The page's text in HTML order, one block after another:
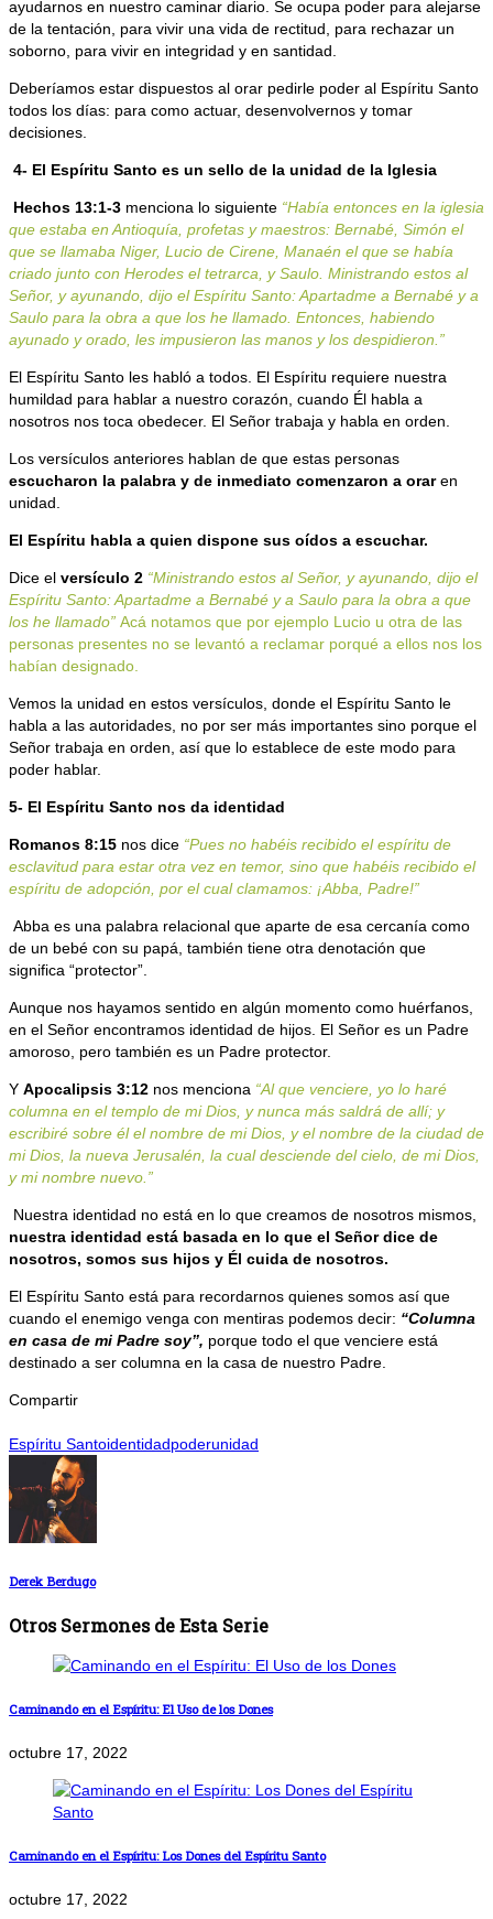
ayudarnos en nuestro caminar diario. Se ocupa poder para alejarse
de la tentación, para vivir una vida de rectitud, para rechazar un
soborno, para vivir en integridad y en santidad.
Deberíamos estar dispuestos al orar pedirle poder al Espíritu Santo
todos los días: para como actuar, desenvolvernos y tomar
decisiones.
4- El Espíritu Santo es un sello de la unidad de la Iglesia
Hechos 13:1-3 menciona lo siguiente “Había entonces en la iglesia
que estaba en Antioquía, profetas y maestros: Bernabé, Simón el
que se llamaba Niger, Lucio de Cirene, Manaén el que se había
criado junto con Herodes el tetrarca, y Saulo. Ministrando estos al
Señor, y ayunando, dijo el Espíritu Santo: Apartadme a Bernabé y a
Saulo para la obra a que los he llamado. Entonces, habiendo
ayunado y orado, les impusieron las manos y los despidieron.”
El Espíritu Santo les habló a todos. El Espíritu requiere nuestra
humildad para hablar a nuestro corazón, cuando Él habla a
nosotros nos toca obedecer. El Señor trabaja y habla en orden.
Los versículos anteriores hablan de que estas personas
escucharon la palabra y de inmediato comenzaron a oraren
unidad.
El Espíritu habla a quien dispone sus oídos a escuchar.
Dice el versículo 2 “Ministrando estos al Señor, y ayunando, dijo el
Espíritu Santo: Apartadme a Bernabé y a Saulo para la obra a que
los he llamado” Acá notamos que por ejemplo Lucio u otra de las
personas presentes no se levantó a reclamar porqué a ellos nos los
habían designado.
Vemos la unidad en estos versículos, donde el Espíritu Santo le
habla a las autoridades, no por ser más importantes sino porque el
Señor trabaja en orden, así que lo establece de este modo para
poder hablar.
5- El Espíritu Santo nos da identidad
Romanos 8:15 nos dice “Pues no habéis recibido el espíritu de
esclavitud para estar otra vez en temor, sino que habéis recibido el
espíritu de adopción, por el cual clamamos: ¡Abba, Padre!”
Abba es una palabra relacional que aparte de esa cercanía como
de un bebé con su papá, también tiene otra denotación que
significa “protector”.
Aunque nos hayamos sentido en algún momento como huérfanos,
en el Señor encontramos identidad de hijos. El Señor es un Padre
amoroso, pero también es un Padre protector.
Y Apocalipsis 3:12 nos menciona “Al que venciere, yo lo haré
columna en el templo de mi Dios, y nunca más saldrá de allí; y
escribiré sobre él el nombre de mi Dios, y el nombre de la ciudad de
mi Dios, la nueva Jerusalén, la cual desciende del cielo, de mi Dios,
y mi nombre nuevo.”
Nuestra identidad no está en lo que creamos de nosotros mismos,
nuestra identidad está basada en lo que el Señor dice de
nosotros, somos sus hijos y Él cuida de nosotros.
El Espíritu Santo está para recordarnos quienes somos así que
cuando el enemigo venga con mentiras podemos decir: “Columna
en casa de mi Padre soy”, porque todo el que venciere está
destinado a ser columna en la casa de nuestro Padre.
Compartir
Espíritu Santoidentidadpoderunidad
Derek Berdugo
Otros Sermones de Esta Serie
Caminando en el Espíritu: El Uso de los Dones
octubre 17, 2022
Caminando en el Espíritu: Los Dones del Espíritu Santo
octubre 17, 2022